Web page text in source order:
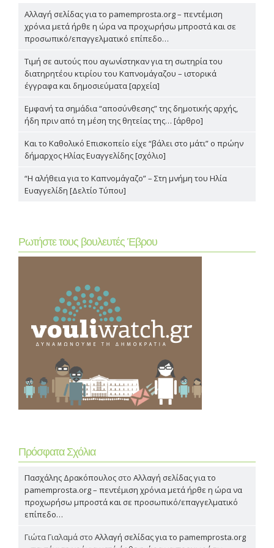
Αλλαγή σελίδας για το pamemprosta.org – πεντέμιση
χρόνια μετά ήρθε η ώρα να προχωρήσω μπροστά και σε
προσωπικό/επαγγελματικό επίπεδο…
Τιμή σε αυτούς που αγωνίστηκαν για τη σωτηρία του
διατηρητέου κτιρίου του Καπνομάγαζου – ιστορικά
έγγραφα και δημοσιεύματα [αρχεία]
Εμφανή τα σημάδια “αποσύνθεσης” της δημοτικής αρχής,
ήδη πριν από τη μέση της θητείας της… [άρθρο]
Και το Καθολικό Επισκοπείο είχε “βάλει στο μάτι” ο πρώην
δήμαρχος Ηλίας Ευαγγελίδης [σχόλιο]
“Η αλήθεια για το Καπνομάγαζο” – Στη μνήμη του Ηλία
Ευαγγελίδη [Δελτίο Τύπου]
Ρωτήστε τους βουλευτές Έβρου
Πρόσφατα Σχόλια
Πασχάλης Δρακόπουλος στο Αλλαγή σελίδας για το
pamemprosta.org – πεντέμιση χρόνια μετά ήρθε η ώρα να
προχωρήσω μπροστά και σε προσωπικό/επαγγελματικό
επίπεδο…
Γιώτα Γιαλαμά στο Αλλαγή σελίδας για το pamemprosta.org